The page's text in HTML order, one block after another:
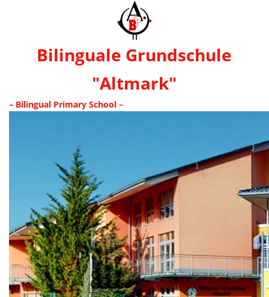
Bilinguale Grundschule
"Altmark"
– Bilingual Primary School –